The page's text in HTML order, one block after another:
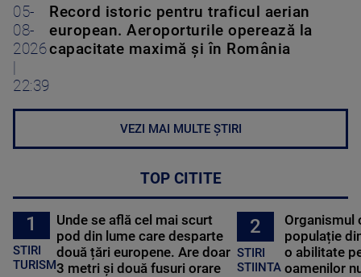
05-
08-
2026
22:39
Record istoric pentru traficul aerian
european. Aeroporturile operează la
capacitate maximă și în România
VEZI MAI MULTE ȘTIRI
TOP CITITE
1
STIRI
TURISM
Unde se află cel mai scurt
pod din lume care desparte
două țări europene. Are doar
3 metri și două fusuri orare
2
STIRI
STIINTA
Organismul
populație
o abilitate
oamenilor